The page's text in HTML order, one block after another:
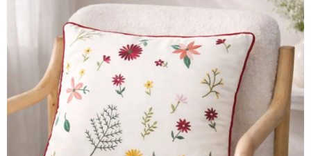
Doprava a platba
FAQ - nejčastější dotazy
Vrácení zboží a reklamace
Obchodní podmínky